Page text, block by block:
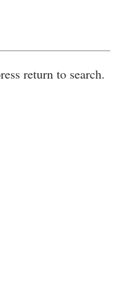
return to search.